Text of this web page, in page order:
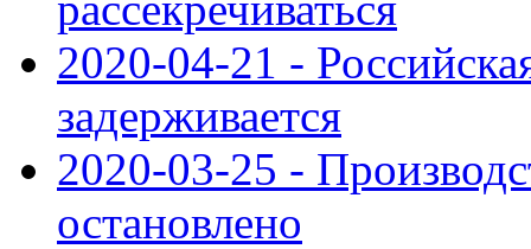
2020-04-21 -
задерживается
2020-03-25 -
остановлено